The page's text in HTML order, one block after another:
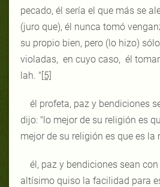
pecado, él sería el que más se
(juro que), él nunca tomó
su propio bien, pero (lo hizo)
violadas, en cuyo caso, él
lah. "[5]
él profeta, paz y bendiciones
dijo: "lo mejor de su religión es
mejor de su religión es que es la
él, paz y bendiciones sean
altísimo quiso la facilidad para